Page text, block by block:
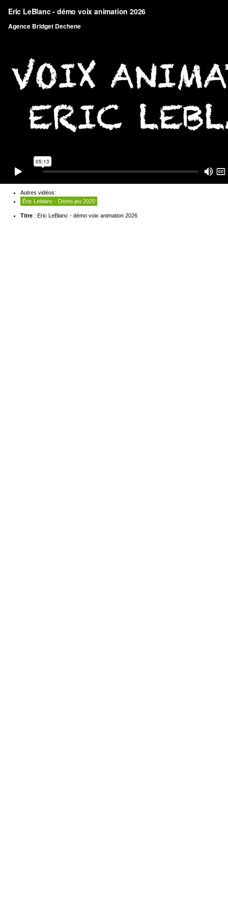
Autres vidéos:
Éric Leblanc - Démo jeu 2020
Titre : Eric LeBlanc - démo voix animation 2026